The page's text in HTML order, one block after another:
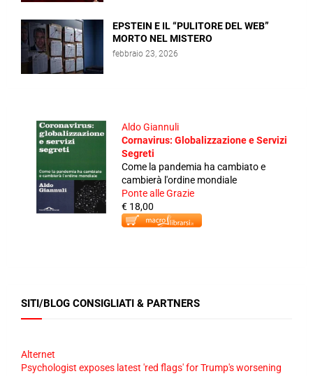
EPSTEIN E IL “PULITORE DEL WEB”
MORTO NEL MISTERO
febbraio 23, 2026
Aldo Giannuli
Cornavirus: Globalizzazione e Servizi
Segreti
Come la pandemia ha cambiato e
cambierà l'ordine mondiale
Ponte alle Grazie
€ 18,00
SITI/BLOG CONSIGLIATI & PARTNERS
Alternet
Psychologist exposes latest 'red flags' for Trump's worsening